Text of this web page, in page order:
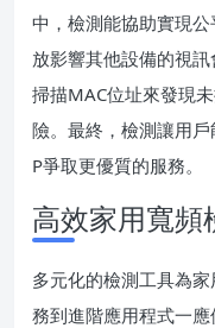
中，檢測能協助實現
放影響其他設備的視
掃描MAC位址來發現
險。最終，檢測讓用
P爭取更優質的服務。
高效家用寬頻
多元化的檢測工具為
務到進階應用程式一